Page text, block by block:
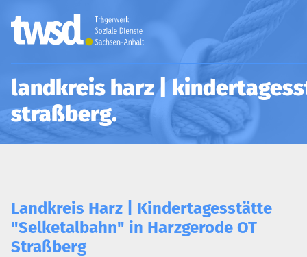
landkreis harz |
straßberg
Landkreis Harz | Kindertagesstätte
"Selketalbahn" in Harzgerode OT
Straßberg